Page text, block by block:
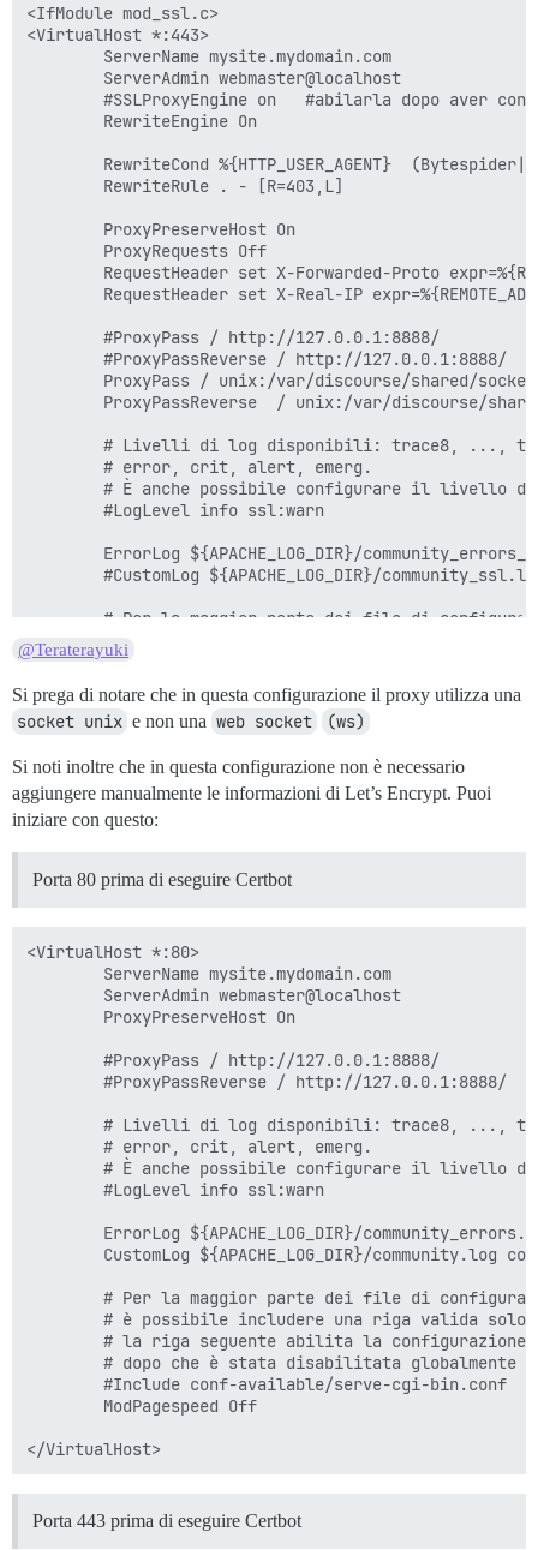
<IfModule mod_ssl.c>
<VirtualHost *:443>
        ServerName mysite.mydomain.com
        ServerAdmin webmaster@localhost
#SSLProxyEngine on   #abilarla dopo aver
        RewriteEngine On
RewriteCond %{HTTP_USER_AGENT}
        RewriteRule . - [R=403,L]
        ProxyPreserveHost On
        ProxyRequests Off
RequestHeader set X-Forwarded-Proto
RequestHeader set X-Real-IP
        #ProxyPass / http://127.0.0.1:8888/
        #ProxyPassReverse / http://127.0.0.1:8888/
ProxyPass / unix:/var/discourse/shared/
ProxyPassReverse  / unix:/var/discourse/
# Livelli di log disponibili: trace8, ...,
        # error, crit, alert, emerg.
# È anche possibile configurare il livello
        #LogLevel info ssl:warn
ErrorLog ${APACHE_LOG_DIR}/
#CustomLog ${APACHE_LOG_DIR}/
# Per la maggior parte dei file di
# è possibile includere una riga valida
# la riga seguente abilita la configurazione
# dopo che è stata disabilitata globalmente
        #Include conf-available/serve-cgi-bin.conf
        ModPagespeed Off
SSLCertificateKeyFile /etc/letsencrypt/live/
Include /etc/letsencrypt/options-ssl-
</VirtualHost>
@Teraterayuki
Si prega di notare che in questa configurazione il proxy utilizza una
socket unix e non una web socket (ws)
Si noti inoltre che in questa configurazione non è necessario
aggiungere manualmente le informazioni di Let’s Encrypt. Puoi
iniziare con questo:
Porta 80 prima di eseguire Certbot
<VirtualHost *:80>
        ServerName mysite.mydomain.com
        ServerAdmin webmaster@localhost
        ProxyPreserveHost On
        #ProxyPass / http://127.0.0.1:8888/
        #ProxyPassReverse / http://127.0.0.1:8888/
# Livelli di log disponibili: trace8, ...,
        # error, crit, alert, emerg.
# È anche possibile configurare il livello
        #LogLevel info ssl:warn
ErrorLog ${APACHE_LOG_DIR}/
CustomLog ${APACHE_LOG_DIR}/community.log
# Per la maggior parte dei file di
# è possibile includere una riga valida
# la riga seguente abilita la configurazione
# dopo che è stata disabilitata globalmente
        #Include conf-available/serve-cgi-bin.conf
        ModPagespeed Off
Porta 443 prima di eseguire Certbot